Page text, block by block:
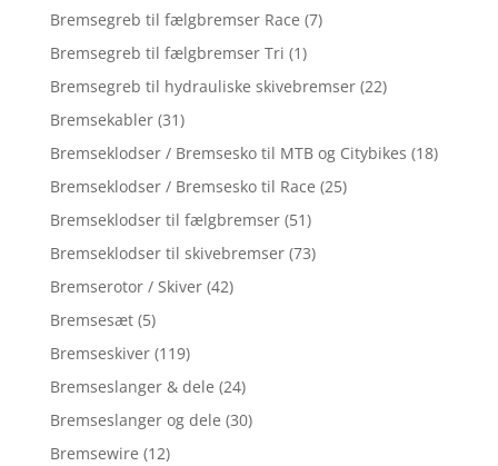
Bremsegreb til fælgbremser Race (7)
Bremsegreb til fælgbremser Tri (1)
Bremsegreb til hydrauliske skivebremser (22)
Bremsekabler (31)
Bremseklodser / Bremsesko til MTB og Citybikes (18)
Bremseklodser / Bremsesko til Race (25)
Bremseklodser til fælgbremser (51)
Bremseklodser til skivebremser (73)
Bremserotor / Skiver (42)
Bremsesæt (5)
Bremseskiver (119)
Bremseslanger & dele (24)
Bremseslanger og dele (30)
Bremsewire (12)